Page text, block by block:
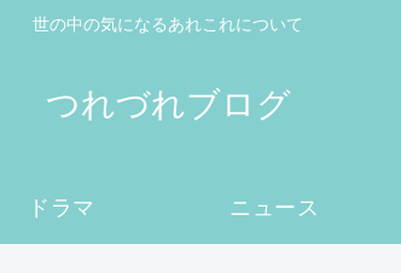
世の中の気になるあれこれについて
つれづれブログ
ドラマ ニュース